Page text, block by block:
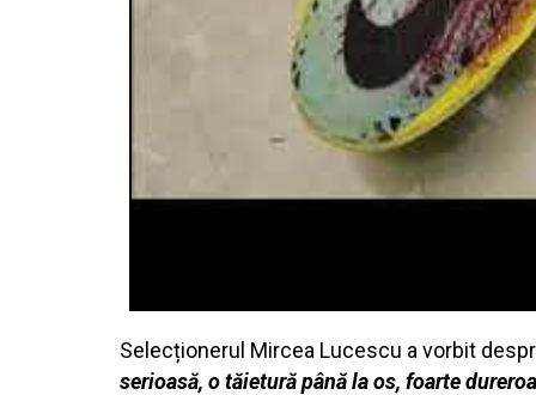
Selecționerul Mircea Lucescu a vorbit
serioasă, o tăietură până la os, foarte